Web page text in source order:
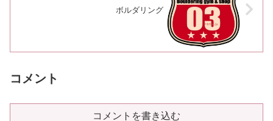
ボルダリング
コメント
コメントを書き込む